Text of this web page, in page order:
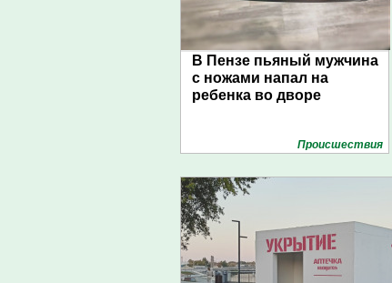
В Пензе пьяный мужчина
с ножами напал на
ребенка во дворе
Проиcшествия